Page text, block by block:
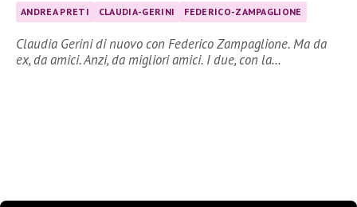
ANDREA PRETI CLAUDIA-GERINI FEDERICO-ZAMPAGLIONE
Claudia Gerini di nuovo con Federico Zampaglione. Ma da
ex, da amici. Anzi, da migliori amici. I due, con la…